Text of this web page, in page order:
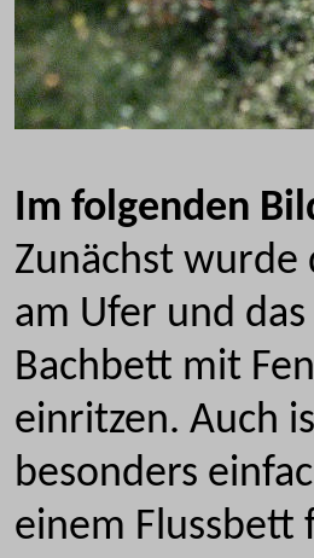
Im folgenden
Zunächst wurde
am Ufer und
Bachbett mit
einritzen. Auch
besonders
einem Flussbett